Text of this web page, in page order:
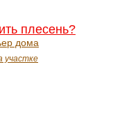
плесень?
дома
участке